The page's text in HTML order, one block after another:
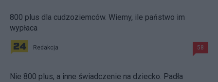
800 plus dla cudzoziemców. Wiemy, ile państwo im
wypłaca
Redakcja 58
Nie 800 plus, a inne świadczenie na dziecko. Padła